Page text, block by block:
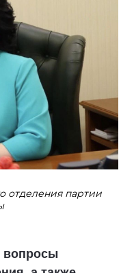
отделения партии
вопросы